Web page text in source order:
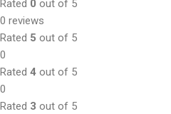
Rated 0 out of 5
0 reviews
Rated 5 out of 5
0
Rated 4 out of 5
0
Rated 3 out of 5